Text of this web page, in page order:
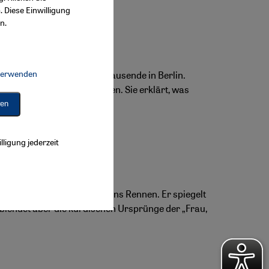
demonstrierten Tausende in Berlin.
zusammengetragen. Sie erklärt, was
Oscars für Deutschland ins Rennen. Er spiegelt
aber die kurdischen Ursprünge der „Frau,
Diese Einwilligung
Google Maps Embed, Google Tag Manager, Instagram Embed,
jederzeit